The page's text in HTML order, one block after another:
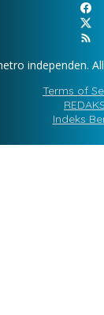
independen.
Terms of
Indeks